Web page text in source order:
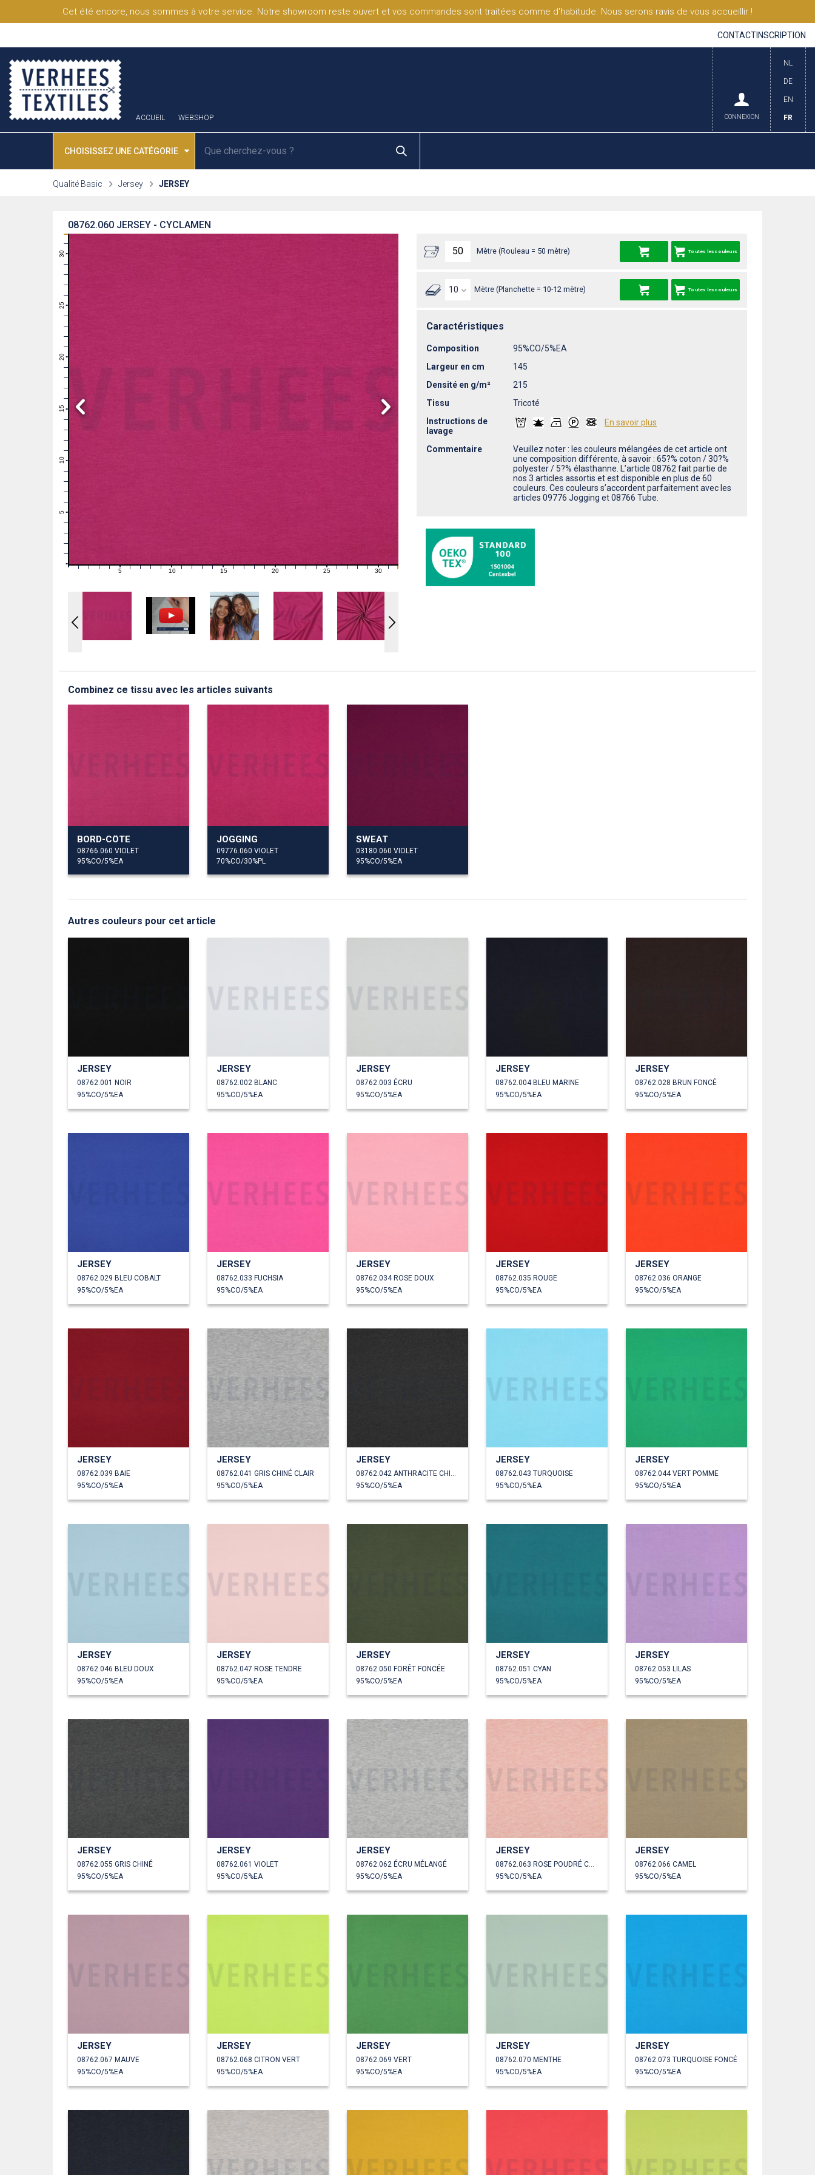
Cet été encore, nous sommes à votre service. Notre showroom reste ouvert et vos commandes sont traitées comme d'habitude. Nous serons ravis de vous accueillir !
CONTACT INSCRIPTION
ACCUEIL WEBSHOP
NL
DE
EN
FR
CONNEXION
CHOISISSEZ UNE CATÉGORIE
Qualité Basic Jersey JERSEY
JERSEY - CYCLAMEN
08762.060
10
11
12
13
14
15
16
17
18
19
20
21
22
23
24
25
26
27
28
29
30
1 2 3 4 6 7 8 9 11 12 13 14 16 17 18 19 21 22 23 24 26 27 28 29 31
Mètre (Rouleau = 50 mètre) Toutes les couleurs
Mètre (Planchette = 10-12 mètre) Toutes les couleurs
Caractéristiques
Composition
95%CO/5%EA
Largeur en cm
145
Densité en g/m²
215
Tissu
Tricoté
Instructions de
lavage
En savoir plus
Commentaire
Veuillez noter : les couleurs mélangées de cet article ont
une composition différente, à savoir : 65?% coton / 30?%
polyester / 5?% élasthanne. L’article 08762 fait partie de
nos 3 articles assortis et est disponible en plus de 60
couleurs. Ces couleurs s’accordent parfaitement avec les
articles 09776 Jogging et 08766 Tube.
Combinez ce tissu avec les articles suivants
BORD-CÔTE
08766.060 VIOLET
95%CO/5%EA
JOGGING
09776.060 VIOLET
70%CO/30%PL
SWEAT
03180.060 VIOLET
95%CO/5%EA
Autres couleurs pour cet article
JERSEY
08762.001 NOIR
95%CO/5%EA
JERSEY
08762.002 BLANC
95%CO/5%EA
JERSEY
08762.003 ÉCRU
95%CO/5%EA
JERSEY
08762.004 BLEU MARINE
95%CO/5%EA
JERSEY
08762.028 BRUN FONCÉ
95%CO/5%EA
JERSEY
08762.029 BLEU COBALT
95%CO/5%EA
JERSEY
08762.033 FUCHSIA
95%CO/5%EA
JERSEY
08762.034 ROSE DOUX
95%CO/5%EA
JERSEY
08762.035 ROUGE
95%CO/5%EA
JERSEY
08762.036 ORANGE
95%CO/5%EA
JERSEY
08762.039 BAIE
95%CO/5%EA
JERSEY
08762.041 GRIS CHINÉ CLAIR
95%CO/5%EA
JERSEY
95%CO/5%EA
JERSEY
08762.043 TURQUOISE
95%CO/5%EA
JERSEY
08762.044 VERT POMME
95%CO/5%EA
JERSEY
08762.046 BLEU DOUX
95%CO/5%EA
JERSEY
08762.047 ROSE TENDRE
95%CO/5%EA
JERSEY
08762.050 FORÊT FONCÉE
95%CO/5%EA
JERSEY
08762.051 CYAN
95%CO/5%EA
JERSEY
08762.053 LILAS
95%CO/5%EA
JERSEY
08762.055 GRIS CHINÉ
95%CO/5%EA
JERSEY
08762.061 VIOLET
95%CO/5%EA
JERSEY
08762.062 ÉCRU MÉLANGÉ
95%CO/5%EA
JERSEY
95%CO/5%EA
JERSEY
08762.066 CAMEL
95%CO/5%EA
JERSEY
08762.067 MAUVE
95%CO/5%EA
JERSEY
08762.068 CITRON VERT
95%CO/5%EA
JERSEY
08762.069 VERT
95%CO/5%EA
JERSEY
08762.070 MENTHE
95%CO/5%EA
JERSEY
08762.073 TURQUOISE FONCÉ
95%CO/5%EA